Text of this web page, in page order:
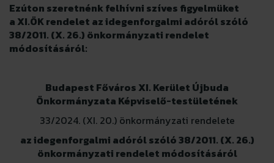
Ezúton szeretnénk felhívni szíves figyelmüket
a XI.ÖK rendelet az idegenforgalmi adóról szóló
38/2011. (X. 26.) önkormányzati rendelet
módosításáról:
Budapest Főváros XI. Kerület Újbuda
Önkormányzata Képviselő-testületének
33/2024. (XI. 20.) önkormányzati rendelete
az idegenforgalmi adóról szóló 38/2011. (X. 26.)
önkormányzati rendelet módosításáról